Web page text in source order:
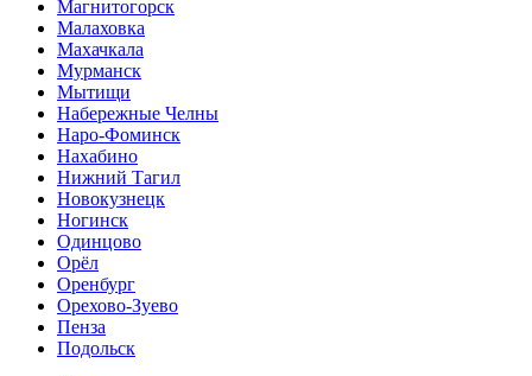
Магнитогорск
Малаховка
Махачкала
Мурманск
Мытищи
Набережные Челны
Наро-Фоминск
Нахабино
Нижний Тагил
Новокузнецк
Ногинск
Одинцово
Орёл
Оренбург
Орехово-Зуево
Пенза
Подольск